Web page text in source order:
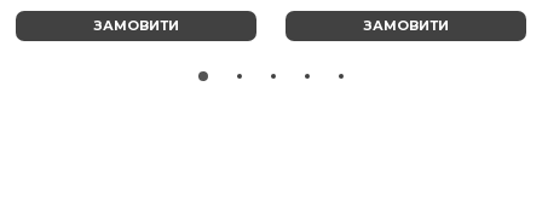
ЗАМОВИТИ ЗАМОВИТИ